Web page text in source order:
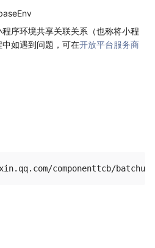
序环境共享关联关系（也称将小程
如遇到问题，可在开放平台服务商